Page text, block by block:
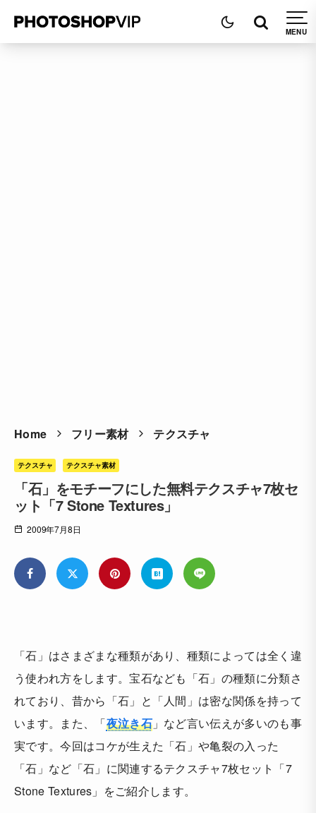
Home フリー素材 テクスチャ
テクスチャ テクスチャ素材
「石」をモチーフにした無料テクスチャ7枚セ
ット「7 Stone Textures」
2009年7月8日
「石」はさまざまな種類があり、種類によっては全く違
う使われ方をします。宝石なども「石」の種類に分類さ
れており、昔から「石」と「人間」は密な関係を持って
います。また、「夜泣き石」など言い伝えが多いのも事
実です。今回はコケが生えた「石」や亀裂の入った
「石」など「石」に関連するテクスチャ7枚セット「7
Stone Textures」をご紹介します。